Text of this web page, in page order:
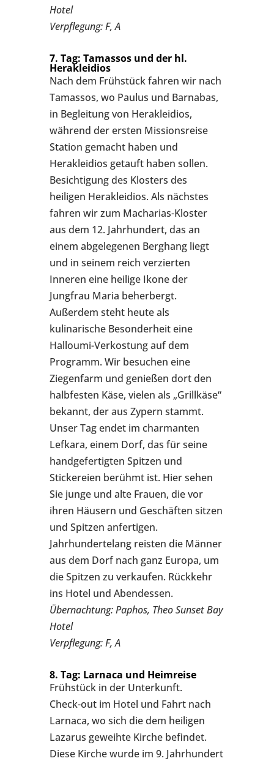
Hotel
Verpflegung: F, A
7. Tag: Tamassos und der hl.
Herakleidios
Nach dem Frühstück fahren wir nach
Tamassos, wo Paulus und Barnabas,
in Begleitung von Herakleidios,
während der ersten Missionsreise
Station gemacht haben und
Herakleidios getauft haben sollen.
Besichtigung des Klosters des
heiligen Herakleidios. Als nächstes
fahren wir zum Macharias-Kloster
aus dem 12. Jahrhundert, das an
einem abgelegenen Berghang liegt
und in seinem reich verzierten
Inneren eine heilige Ikone der
Jungfrau Maria beherbergt.
Außerdem steht heute als
kulinarische Besonderheit eine
Halloumi-Verkostung auf dem
Programm. Wir besuchen eine
Ziegenfarm und genießen dort den
halbfesten Käse, vielen als „Grillkäse“
bekannt, der aus Zypern stammt.
Unser Tag endet im charmanten
Lefkara, einem Dorf, das für seine
handgefertigten Spitzen und
Stickereien berühmt ist. Hier sehen
Sie junge und alte Frauen, die vor
ihren Häusern und Geschäften sitzen
und Spitzen anfertigen.
Jahrhundertelang reisten die Männer
aus dem Dorf nach ganz Europa, um
die Spitzen zu verkaufen. Rückkehr
ins Hotel und Abendessen.
Übernachtung: Paphos, Theo Sunset Bay
Hotel
Verpflegung: F, A
8. Tag: Larnaca und Heimreise
Frühstück in der Unterkunft.
Check-out im Hotel und Fahrt nach
Larnaca, wo sich die dem heiligen
Lazarus geweihte Kirche befindet.
Diese Kirche wurde im 9. Jahrhundert